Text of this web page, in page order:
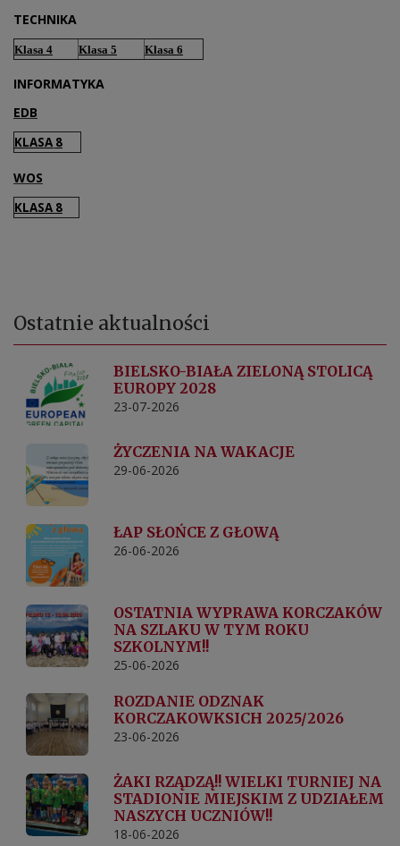
TECHNIKA
Klasa 4 Klasa 5 Klasa 6
INFORMATYKA
EDB
KLASA 8
WOS
KLASA 8
Ostatnie aktualności
BIELSKO-BIAŁA ZIELONĄ STOLICĄ
EUROPY 2028
23-07-2026
ŻYCZENIA NA WAKACJE
29-06-2026
ŁAP SŁOŃCE Z GŁOWĄ
26-06-2026
OSTATNIA WYPRAWA KORCZAKÓW
NA SZLAKU W TYM ROKU
SZKOLNYM!!
25-06-2026
ROZDANIE ODZNAK
KORCZAKOWKSICH 2025/2026
23-06-2026
ŻAKI RZĄDZĄ!! WIELKI TURNIEJ NA
STADIONIE MIEJSKIM Z UDZIAŁEM
NASZYCH UCZNIÓW!!
18-06-2026